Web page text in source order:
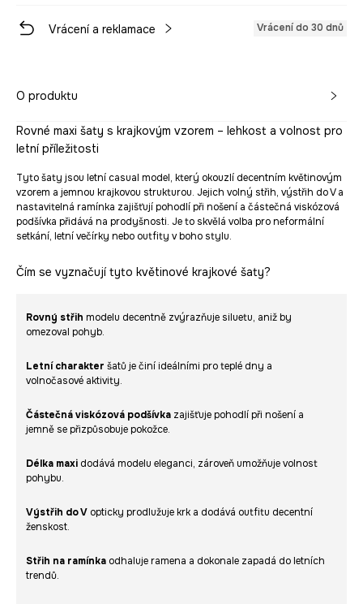
Vrácení a reklamace Vrácení do 30 dnů
O produktu
Rovné maxi šaty s krajkovým vzorem – lehkost a volnost pro
letní příležitosti
Tyto šaty jsou letní casual model, který okouzlí decentním květinovým
vzorem a jemnou krajkovou strukturou. Jejich volný střih, výstřih do V a
nastavitelná ramínka zajišťují pohodlí při nošení a částečná viskózová
podšívka přidává na prodyšnosti. Je to skvělá volba pro neformální
setkání, letní večírky nebo outfity v boho stylu.
Čím se vyznačují tyto květinové krajkové šaty?
Rovný střih modelu decentně zvýrazňuje siluetu, aniž by
omezoval pohyb.
Letní charakter šatů je činí ideálními pro teplé dny a
volnočasové aktivity.
Částečná viskózová podšívka zajišťuje pohodlí při nošení a
jemně se přizpůsobuje pokožce.
Délka maxi dodává modelu eleganci, zároveň umožňuje volnost
pohybu.
Výstřih do V opticky prodlužuje krk a dodává outfitu decentní
ženskost.
Střih na ramínka odhaluje ramena a dokonale zapadá do letních
trendů.